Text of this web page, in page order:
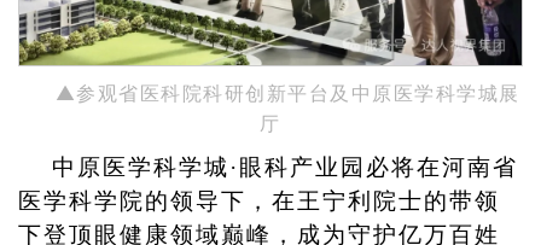
▲参观省医科院科研创新平台及中原医学科学城展
厅
中原医学科学城·眼科产业园必将在河南省
医学科学院的领导下，在王宁利院士的带领
下登顶眼健康领域巅峰，成为守护亿万百姓